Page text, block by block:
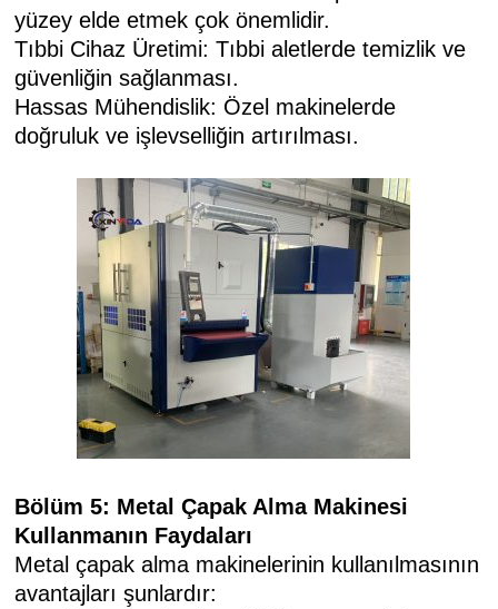
yüzey elde etmek çok önemlidir.
Tıbbi Cihaz Üretimi: Tıbbi aletlerde temizlik ve
güvenliğin sağlanması.
Hassas Mühendislik: Özel makinelerde
doğruluk ve işlevselliğin artırılması.
Bölüm 5: Metal Çapak Alma Makinesi
Kullanmanın Faydaları
Metal çapak alma makinelerinin kullanılmasının
avantajları şunlardır: